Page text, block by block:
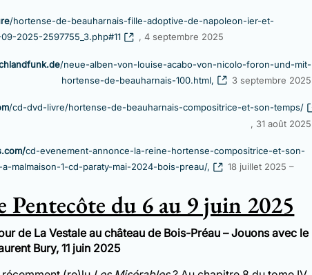
/hortense-de-beauharnais-fille-adoptive-de-napoleon-ier-et-
2025-2597755_3.php#11
, 4 septembre 2025
/neue-alben-von-louise-acabo-von-nicolo-foron-und-mit-
hortense-de-beauharnais-100.html,
3 septembre 2025
/cd-dvd-livre/hortense-de-beauharnais-compositrice-et-son-temps/
, 31 août 2025
cd-evenement-annonce-la-reine-hortense-compositrice-et-son-
malmaison-1-cd-paraty-mai-2024-bois-preau/,
18 juillet 2025 –
Pentecôte du 6 au 9 juin 2025
de La Vestale au château de Bois-Préau – Jouons avec le
Bury, 11 juin 2025